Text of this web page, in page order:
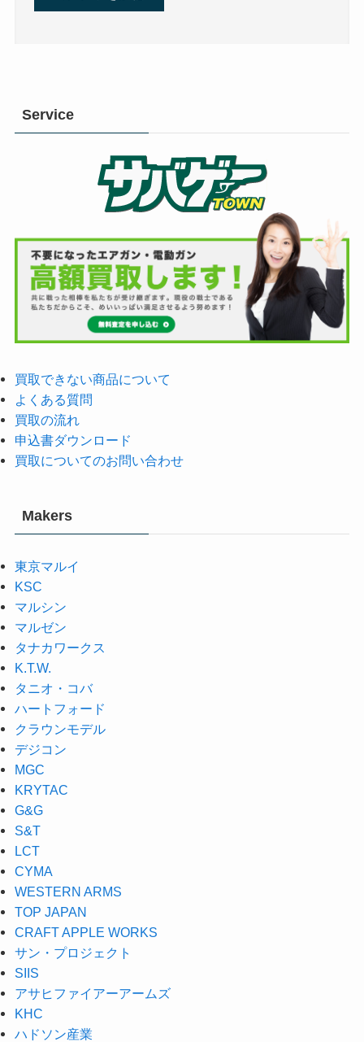
Service
買取できない商品について
よくある質問
買取の流れ
申込書ダウンロード
買取についてのお問い合わせ
Makers
東京マルイ
KSC
マルシン
マルゼン
タナカワークス
K.T.W.
タニオ・コバ
ハートフォード
クラウンモデル
デジコン
MGC
KRYTAC
G&G
S&T
LCT
CYMA
WESTERN ARMS
TOP JAPAN
CRAFT APPLE WORKS
サン・プロジェクト
SIIS
アサヒファイアーアームズ
KHC
ハドソン産業